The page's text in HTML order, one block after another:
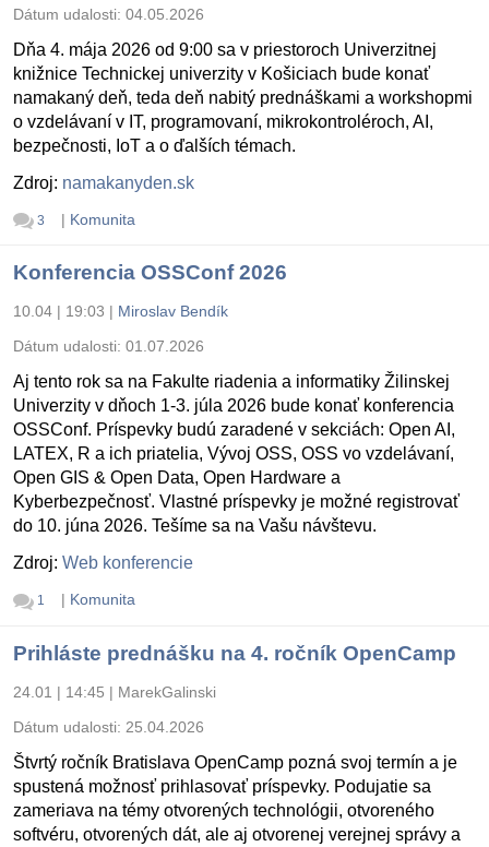
Dátum udalosti: 04.05.2026
Dňa 4. mája 2026 od 9:00 sa v priestoroch Univerzitnej
knižnice Technickej univerzity v Košiciach bude konať
namakaný deň, teda deň nabitý prednáškami a workshopmi
o vzdelávaní v IT, programovaní, mikrokontroléroch, AI,
bezpečnosti, IoT a o ďalších témach.
Zdroj: namakanyden.sk
3 | Komunita
Konferencia OSSConf 2026
10.04 | 19:03 | Miroslav Bendík
Dátum udalosti: 01.07.2026
Aj tento rok sa na Fakulte riadenia a informatiky Žilinskej
Univerzity v dňoch 1-3. júla 2026 bude konať konferencia
OSSConf. Príspevky budú zaradené v sekciách: Open AI,
LATEX, R a ich priatelia, Vývoj OSS, OSS vo vzdelávaní,
Open GIS & Open Data, Open Hardware a
Kyberbezpečnosť. Vlastné príspevky je možné registrovať
do 10. júna 2026. Tešíme sa na Vašu návštevu.
Zdroj: Web konferencie
1 | Komunita
Prihláste prednášku na 4. ročník OpenCamp
24.01 | 14:45 | MarekGalinski
Dátum udalosti: 25.04.2026
Štvrtý ročník Bratislava OpenCamp pozná svoj termín a je
spustená možnosť prihlasovať príspevky. Podujatie sa
zameriava na témy otvorených technológii, otvoreného
softvéru, otvorených dát, ale aj otvorenej verejnej správy a